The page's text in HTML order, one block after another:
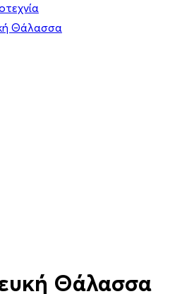
Θάλασσα
Θάλασσα